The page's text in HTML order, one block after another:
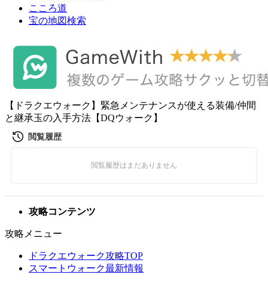
こころ道
宝の地図検索
【ドラクエウォーク】緊急メンテナンスが使える装備/仲間
と継承玉の入手方法【DQウォーク】
攻略コンテンツ
攻略メニュー
ドラクエウォーク攻略TOP
スマートウォーク最新情報